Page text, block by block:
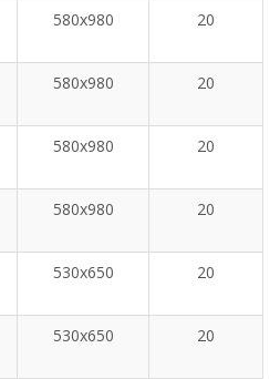
580x980 20
580x980 20
580x980 20
580x980 20
530x650 20
530x650 20